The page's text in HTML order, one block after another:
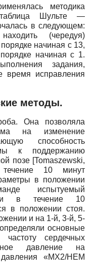
методика
Шульте —
в следующем:
(чередуя)
начиная с 13,
начиная с 1.
задания,
время исправления
методы.
Она позволяла
на изменение
способность
к поддержанию
позе [Tomaszewski,
10 минут
в положении
испытуемый
и в течение 10
в положении стоя.
и на 1-й, 3-й, 5-
основные
частоту сердечных
давление на
давления «МХ2/НЕМ